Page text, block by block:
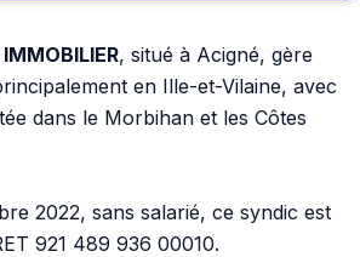
, situé à Acigné, gère
en Ille-et-Vilaine, avec
dans le Morbihan et les Côtes
2022, sans salarié, ce syndic est
921 489 936 00010.